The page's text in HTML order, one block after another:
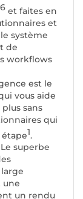
6 et faites en
et
système
de
workflows
est le
vous aide
sans
qui
1.
Le superbe
une
un rendu